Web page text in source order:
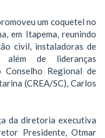
um coquetel no
em Itapema, reunindo
civil, instaladoras de
de lideranças
Regional de
(CREA/SC), Carlos
da diretoria executiva
Presidente, Otmar